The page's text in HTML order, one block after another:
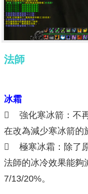
法師
冰霜
 強化寒冰箭：不
在改為減少寒冰箭的
 極寒冰霜：除了
法師的冰冷效果能夠
7/13/20%。